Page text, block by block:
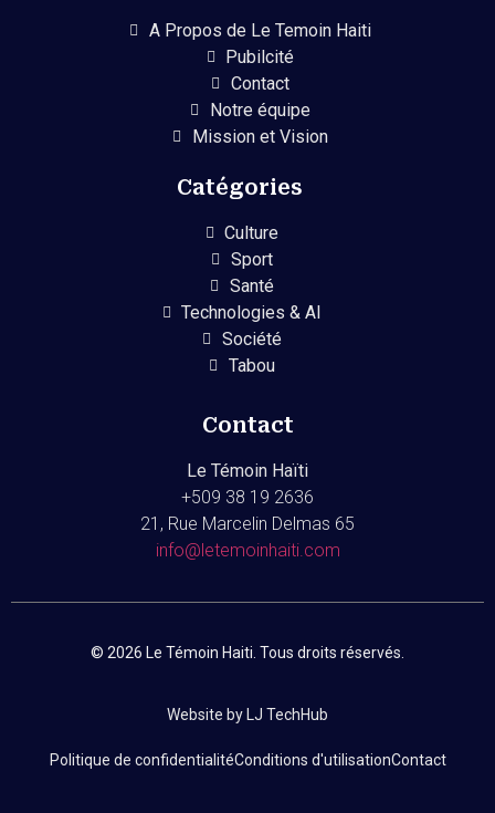
A Propos de Le Temoin Haiti
Pubilcité
Contact
Notre équipe
Mission et Vision
Catégories
Culture
Sport
Santé
Technologies & AI
Société
Tabou
Contact
Le Témoin Haïti
+509 38 19 2636
21, Rue Marcelin Delmas 65
info@letemoinhaiti.com
© 2026 Le Témoin Haiti. Tous droits réservés.
Website by LJ TechHub
Politique de confidentialitéConditions d'utilisationContact